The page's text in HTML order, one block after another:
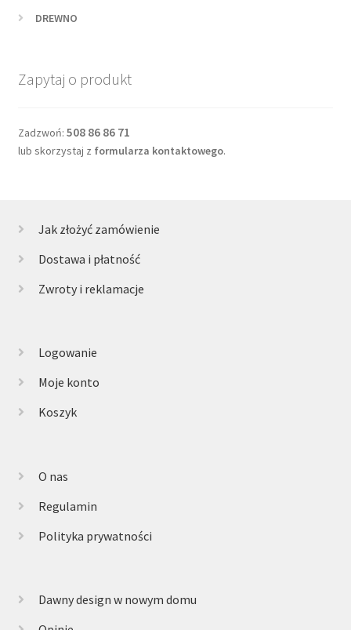
DREWNO
Zapytaj o produkt
Zadzwoń: 508 86 86 71
lub skorzystaj z formularza kontaktowego.
Jak złożyć zamówienie
Dostawa i płatność
Zwroty i reklamacje
Logowanie
Moje konto
Koszyk
O nas
Regulamin
Polityka prywatności
Dawny design w nowym domu